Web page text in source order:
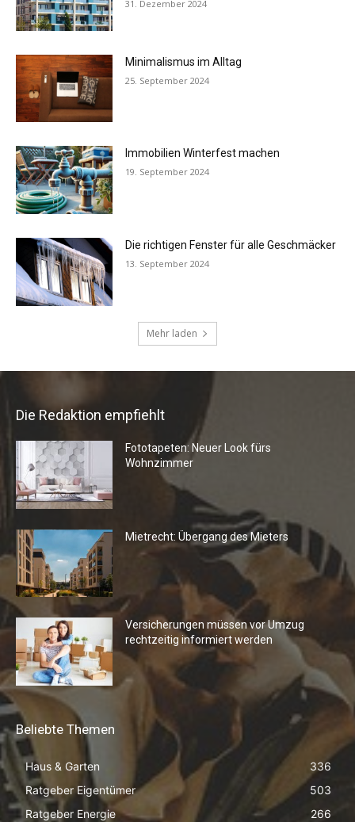
Die Redaktion empfiehlt
Fototapeten: Neuer Look fürs
Wohnzimmer
Mietrecht: Übergang des Mieters
Versicherungen müssen vor Umzug
rechtzeitig informiert werden
Beliebte Themen
Haus & Garten
336
Ratgeber Eigentümer
503
Ratgeber Energie
266